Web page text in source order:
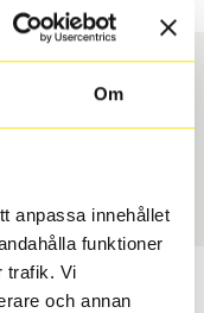
Om
anpassa innehållet
funktioner
trafik. Vi
och annan
104Y